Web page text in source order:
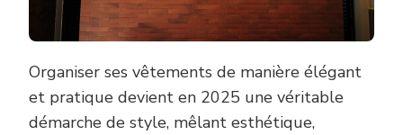
Organiser ses vêtements de manière élégant
et pratique devient en 2025 une véritable
démarche de style, mêlant esthétique,